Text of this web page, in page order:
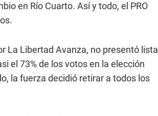
en Río Cuarto. Así y todo, el PRO
La Libertad Avanza, no presentó lista
el 73% de los votos en la elección
la fuerza decidió retirar a todos los